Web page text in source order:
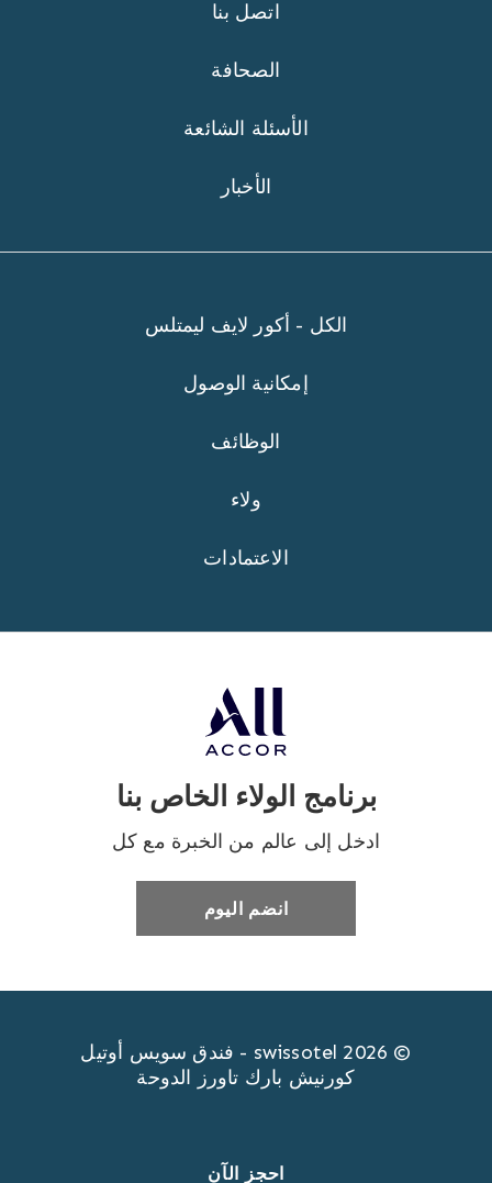
اتصل بنا
الصحافة
الأسئلة الشائعة
الأخبار
برنامج الولاء الخاص بنا
ادخل إلى عالم من الخبرة مع كل
انضم اليوم
الكل - أكور لايف ليمتلس
إمكانية الوصول
الوظائف
ولاء
الاعتمادات
© swissotel 2026 - فندق سويس أوتيل
كورنيش بارك تاورز الدوحة
احجز الآن